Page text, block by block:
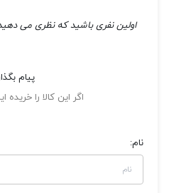
اولین نفری باشید که نظری می
پیام
اگر این کالا را خریده
نام: